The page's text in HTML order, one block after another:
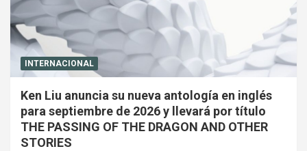
INTERNACIONAL
Ken Liu anuncia su nueva antología en inglés
para septiembre de 2026 y llevará por título
THE PASSING OF THE DRAGON AND OTHER
STORIES